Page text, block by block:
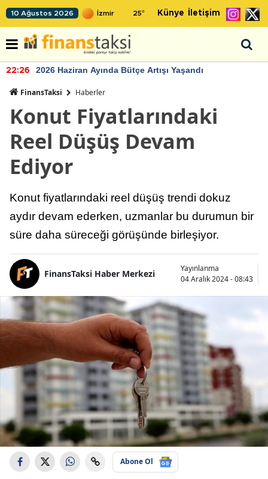
10 Ağustos 2026 25° Künye İletişim
22:26 2026 Haziran Ayında Bütçe Artışı Yaşandı
FinansTaksi Haberler
Konut Fiyatlarındaki
Reel Düşüş Devam
Ediyor
Konut fiyatlarındaki reel düşüş trendi dokuz
aydır devam ederken, uzmanlar bu durumun bir
süre daha süreceği görüşünde birleşiyor.
FinansTaksi Haber Merkezi
Yayınlanma
04 Aralık 2024 - 08:43
Abone Ol